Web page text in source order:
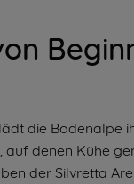
die Bodenalpe
denen Kühe
der Silvretta